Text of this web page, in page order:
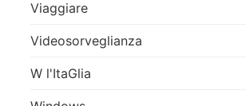
Viaggiare
Videosorveglianza
W l'ItaGlia